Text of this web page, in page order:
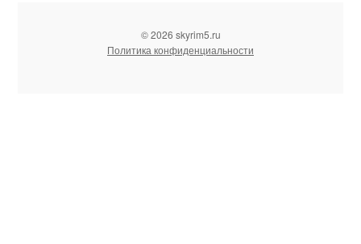
© 2026 skyrim5.ru
Политика конфиденциальности